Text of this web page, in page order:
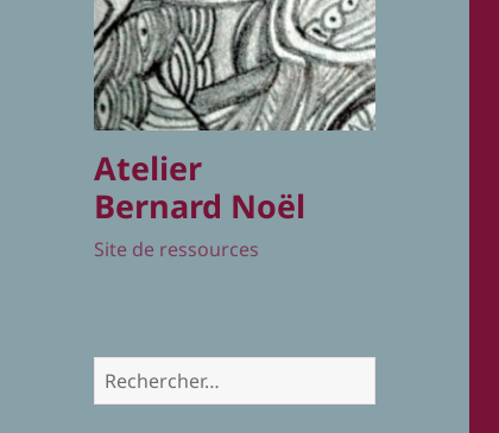
Atelier
Bernard Noël
Site de ressources
Rechercher :